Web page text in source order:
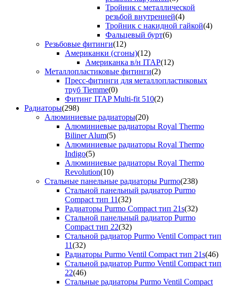
Тройник с металлической
резьбой внутренней(4)
Тройник с накидной гайкой(4)
Фальцевый бурт(6)
Резьбовые фитинги(12)
Американки (сгоны)(12)
Американка в/н ITAP(12)
Металлопластиковые фитинги(2)
Пресс-фитинги для металлопластиковых
труб Tiemme(0)
Фитинг ITAP Multi-fit 510(2)
Радиаторы(298)
Алюминиевые радиаторы(20)
Алюминиевые радиаторы Royal Thermo
Biliner Alum(5)
Алюминиевые радиаторы Royal Thermo
Indigo(5)
Алюминиевые радиаторы Royal Thermo
Revolution(10)
Стальные панельные радиаторы Purmo(238)
Стальной панельный радиатор Purmo
Compact тип 11(32)
Радиаторы Purmo Compact тип 21s(32)
Стальной панельный радиатор Purmo
Compact тип 22(32)
Стальной радиатор Purmo Ventil Compact тип
11(32)
Радиаторы Purmo Ventil Compact тип 21s(46)
Стальной радиатор Purmo Ventil Compact тип
22(46)
Стальные радиаторы Purmo Ventil Compact